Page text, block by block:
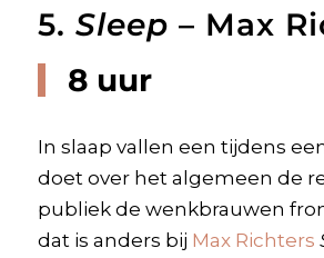
5. Sleep – Max
8 uur
In slaap vallen een tijdens
doet over het algemeen de
publiek de wenkbrauwen
dat is anders bij Max Richters